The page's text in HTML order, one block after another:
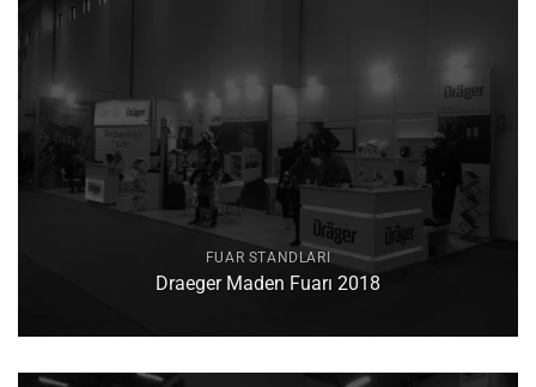
FUAR STANDLARI
Draeger Maden Fuarı 2018